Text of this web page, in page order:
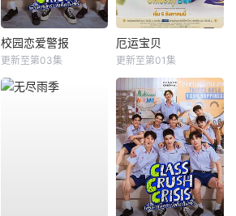
校园恋爱警报
更新至第03集
厄运宝贝
更新至第01集